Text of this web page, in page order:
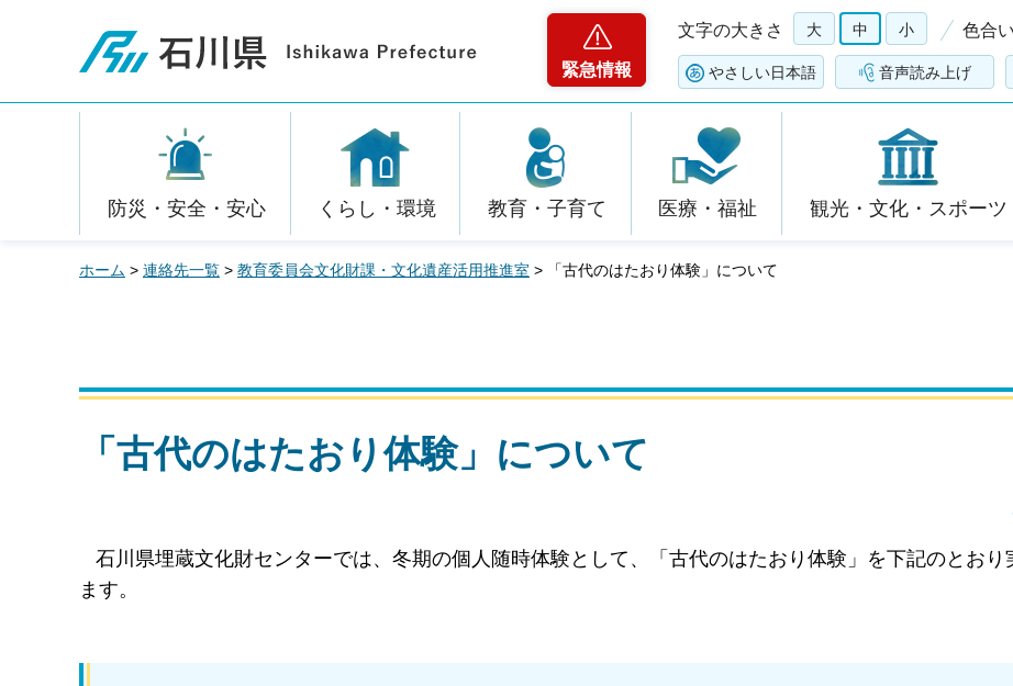
石川県
緊急情報
文字の大きさ 大 中 小 色合い
やさしい日本語 音声読み上げ
防災・安全・安心 くらし・環境 教育・子育て 医療・福祉 観光・文化・スポーツ
ホーム > 連絡先一覧 > 教育委員会文化財課・文化遺産活用推進室 > 「古代のはたおり体験」について
「古代のはたおり体験」について
石川県埋蔵文化財センターでは、冬期の個人随時体験として、「古代のはたおり体験」を下記のとおり
ます。